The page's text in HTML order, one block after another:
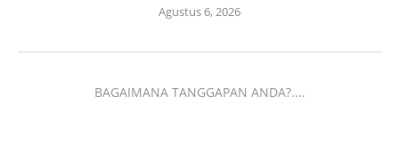
Agustus 6, 2026
BAGAIMANA TANGGAPAN ANDA?....